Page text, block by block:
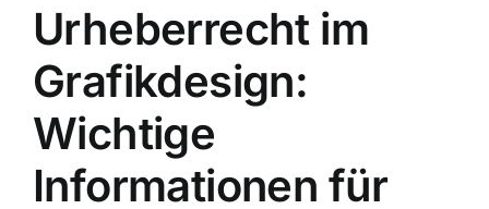
Urheberrecht im
Grafikdesign:
Wichtige
Informationen für